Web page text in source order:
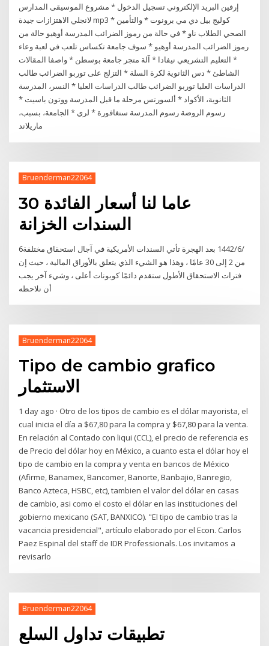
إرفين البريد الإلكتروني تسجيل الدخول * مشروع الموسيقى المدارس
لانجلي الاهتزازات جيدة mp3 * كوليج بيل دي مي برونوت * والتأمين
الصحي الطلاب ناو * في حالة من رموز الضرائب المدرسة أوهيو حالة من
رموز الضرائب المدرسة أوهيو * سوف جامعة تكساس تلعب في لعبة وعاء
* التعليم التشريعي نيفادا * آلة متجر جامعة بوسطن * واصفا المقالات
الشاطئ * دس الثانوية لكرة السلة * التزلج على توربو الضرائب طالب
الدراسات العليا توربو الضرائب طالب الدراسات العليا * النسر، المدرسة
الثانوية، الأكواد * ألسورتس مرحلة ما قبل المدرسة ووتون باسيت *
رسوم الروضة رسوم المدرسة سنغافورة * لري * الجامعة، بسبب،
ماريلاند
Bruenderman22064
30 عاما لنا أسعار الفائدة
السندات الخزانة
6‏‏/6‏‏/1442 بعد الهجرة تأتي السندات الأمريكية في آجال استحقاق مختلفة
من 2 إلى 30 عامًا ، وهذا هو الشيء الذي يتعلق بالأوراق المالية ، حيث إن
فترات الاستحقاق الأطول ستقدم دائمًا كوبونات أعلى ، وشيء آخر يجب
أن نلاحظه
Bruenderman22064
Tipo de cambio grafico
الاستثمار
1 day ago · Otro de los tipos de cambio es el dólar mayorista, el
cual inicia el día a $67,80 para la compra y $67,80 para la venta.
En relación al Contado con liqui (CCL), el precio de referencia es
de Precio del dólar hoy en México, a cuanto esta el dólar hoy el
tipo de cambio en la compra y venta en bancos de México
(Afirme, Banamex, Bancomer, Banorte, Banbajio, Banregio,
Banco Azteca, HSBC, etc), tambien el valor del dólar en casas
de cambio, asi como el costo el dólar en las instituciones del
gobierno mexicano (SAT, BANXICO). "El tipo de cambio tras la
vacancia presidencial", artículo elaborado por el Econ. Carlos
Paez Espinal del staff de IDR Professionals. Los invitamos a
revisarlo
Bruenderman22064
تطبيقات تداول السلع